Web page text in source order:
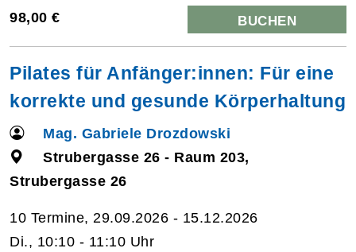
98,00 € BUCHEN
Pilates für Anfänger:innen: Für eine
korrekte und gesunde Körperhaltung
Mag. Gabriele Drozdowski
Strubergasse 26 - Raum 203,
Strubergasse 26
10 Termine, 29.09.2026 - 15.12.2026
Di., 10:10 - 11:10 Uhr